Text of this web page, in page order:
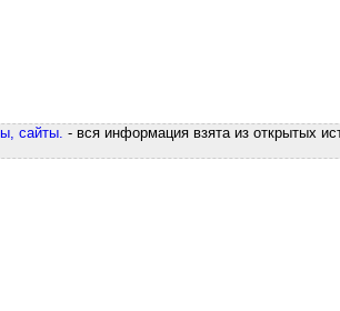
сайты. - вся информация взята из открытых